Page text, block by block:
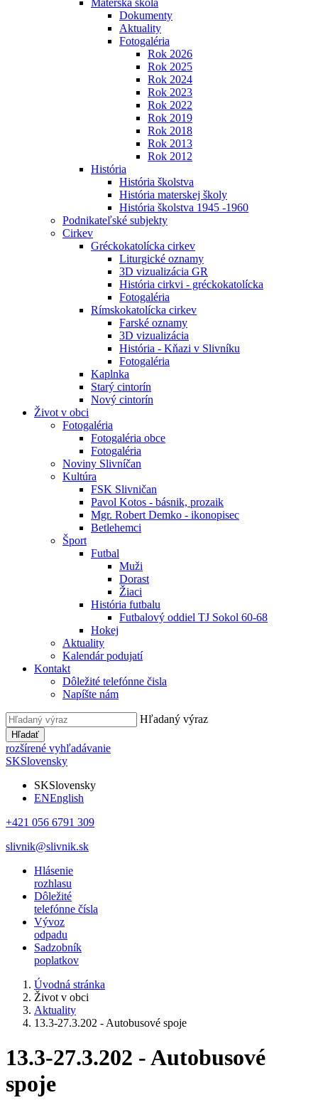
Materská škola
Dokumenty
Aktuality
Fotogaléria
Rok 2026
Rok 2025
Rok 2024
Rok 2023
Rok 2022
Rok 2019
Rok 2018
Rok 2013
Rok 2012
História
História školstva
História materskej školy
História školstva 1945 -1960
Podnikateľské subjekty
Cirkev
Gréckokatolícka cirkev
Liturgické oznamy
3D vizualizácia GR
História cirkvi - gréckokatolícka
Fotogaléria
Rímskokatolícka cirkev
Farské oznamy
3D vizualizácia
História - Kňazi v Slivníku
Fotogaléria
Kaplnka
Starý cintorín
Nový cintorín
Život v obci
Fotogaléria
Fotogaléria obce
Fotogaléria
Noviny Slivníčan
Kultúra
FSK Slivničan
Pavol Kotos - básnik, prozaik
Mgr. Robert Demko - ikonopisec
Betlehemci
Šport
Futbal
Muži
Dorast
Žiaci
História futbalu
Futbalový oddiel TJ Sokol 60-68
Hokej
Aktuality
Kalendár podujatí
Kontakt
Dôležité telefónne čisla
Napíšte nám
Hľadaný výraz
Hľadať
rozšírené vyhľadávanie
SKSlovensky
SKSlovensky
ENEnglish
+421 056 6791 309
slivnik@slivnik.sk
Hlásenie
rozhlasu
Dôležité
telefónne čísla
Vývoz
odpadu
Sadzobník
poplatkov
Úvodná stránka
Život v obci
Aktuality
13.3-27.3.202 - Autobusové spoje
13.3-27.3.202 - Autobusové
spoje